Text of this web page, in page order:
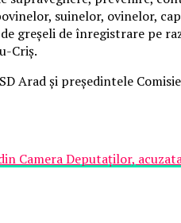
suinelor, ovinelor,
de înregistrare pe
Criş.
Arad și președintele
Camera Deputaților,